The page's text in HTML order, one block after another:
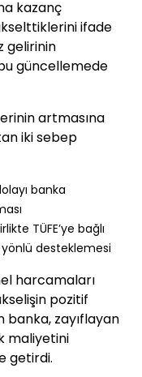
kazanç
ifade
gelirinin
güncellemede
artmasına
iki sebep
banka
TÜFE’ye bağlı
yönlü desteklemesi
harcamaları
pozitif
banka, zayıflayan
maliyetini
getirdi.